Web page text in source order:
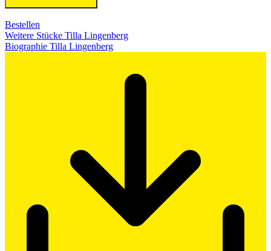
Bestellen
Weitere Stücke Tilla Lingenberg
Biographie Tilla Lingenberg